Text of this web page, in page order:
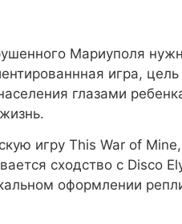
Мариуполя
игра,
глазами
игру This War of
сходство с Disco
оформлении